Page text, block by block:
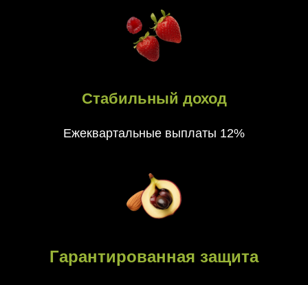
Стабильный доход
Ежеквартальные выплаты 12%
Гарантированная защита